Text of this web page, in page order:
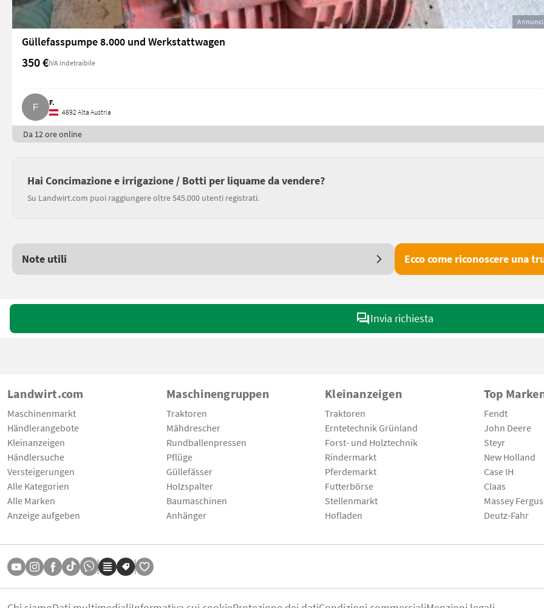
Güllefasspumpe 8.000 und Werkstattwagen
350 €IVA indetraibile
F.
4692 Alta Austria
Da 12 ore online
Hai Concimazione e irrigazione / Botti per liquame da vendere?
Su Landwirt.com puoi raggiungere oltre 545.000 utenti registrati.
Note utili Ecco come riconoscere una
Invia richiesta
Landwirt.com
Maschinenmarkt
Händlerangebote
Kleinanzeigen
Händlersuche
Versteigerungen
Alle Kategorien
Alle Marken
Anzeige aufgeben
Maschinengruppen
Traktoren
Mähdrescher
Rundballenpressen
Pflüge
Güllefässer
Holzspalter
Baumaschinen
Anhänger
Kleinanzeigen
Traktoren
Erntetechnik Grünland
Forst- und Holztechnik
Rindermarkt
Pferdemarkt
Futterbörse
Stellenmarkt
Hofladen
Top
Fendt
John Deere
Steyr
New Holland
Case IH
Claas
Massey
Deutz-Fahr